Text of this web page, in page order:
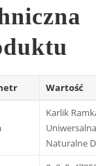
Wartość
Karlik
Naturalne